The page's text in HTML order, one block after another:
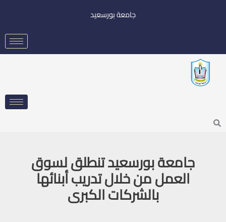
جامعة بورسعيد
Search
جامعة بورسعيد تنطلق لسوق
العمل من خلال تدريب أبنائها
بالشركات الكبرى